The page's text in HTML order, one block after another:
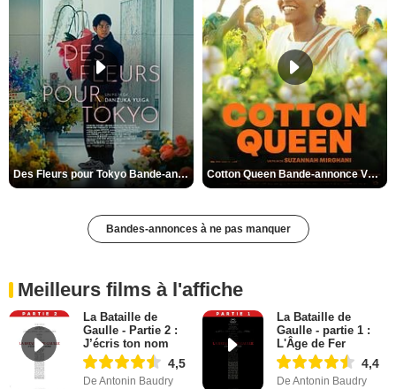
Des Fleurs pour Tokyo Bande-annonce VO STFR Cotton Queen Bande-annonce VO STFR
Bandes-annonces à ne pas manquer
Meilleurs films à l'affiche
La Bataille de
Gaulle - Partie 2 :
J’écris ton nom
4,5
De Antonin Baudry
La Bataille de
Gaulle - partie 1 :
L'Âge de Fer
4,4
De Antonin Baudry